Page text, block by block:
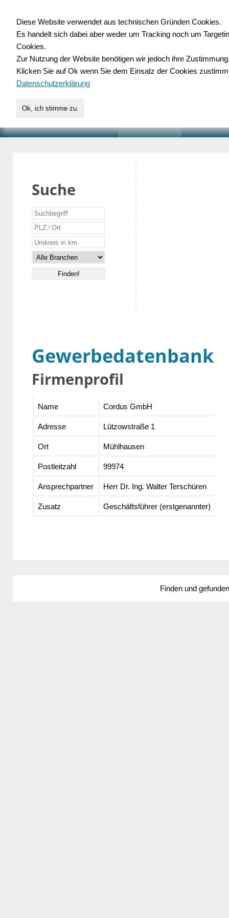
für Handwerk,
Suche
Gewerbedatenbank
Firmenprofil
Name Cordus GmbH
Adresse Lützowstraße 1
Ort Mühlhausen
Postleitzahl 99974
Ansprechpartner Herr Dr. Ing. Walter Terschüren
Zusatz Geschäftsführer (erstgenannter)
Finden und
Diese Website verwendet aus technischen Gründen Cookies.
Es handelt sich dabei aber weder um Tracking noch um
Cookies.
Zur Nutzung der Website benötigen wir jedoch ihre
Klicken Sie auf Ok wenn Sie dem Einsatz der Cookies
Datenschutzerklärung
Ok, ich stimme zu.